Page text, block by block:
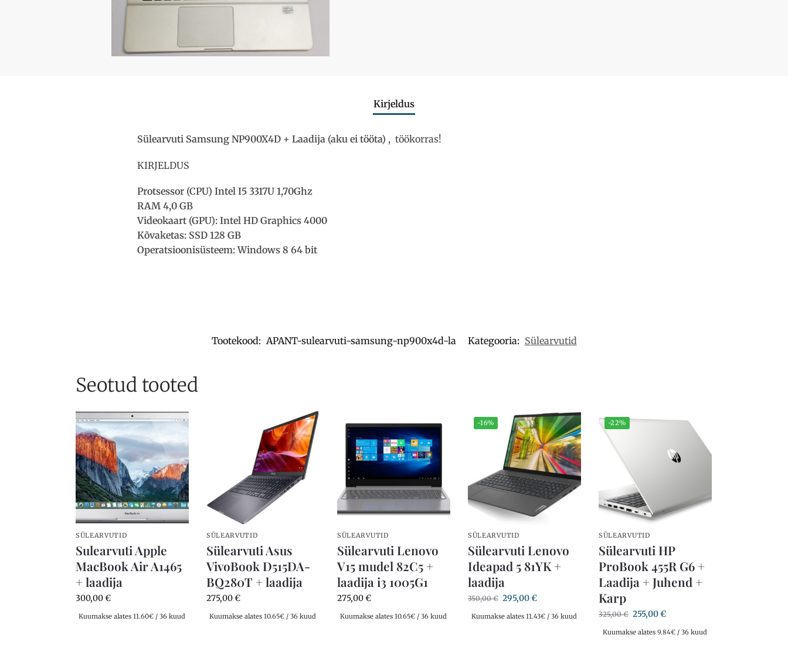
Kirjeldus
Sülearvuti Samsung NP900X4D + Laadija (aku ei tööta) , töökorras!
KIRJELDUS
Protsessor (CPU) Intel I5 3317U 1,70Ghz
RAM 4,0 GB
Videokaart (GPU): Intel HD Graphics 4000
Kõvaketas: SSD 128 GB
Operatsioonisüsteem: Windows 8 64 bit
Tootekood: APANT-sulearvuti-samsung-np900x4d-la Kategooria: Sülearvutid
Seotud tooted
SÜLEARVUTID
Sulearvuti Apple
MacBook Air A1465
+ laadija
300,00€
Kuumakse alates 11.60€ / 36 kuud
SÜLEARVUTID
Sülearvuti Asus
VivoBook D515DA-
BQ280T + laadija
275,00€
Kuumakse alates 10.65€ / 36 kuud
SÜLEARVUTID
Sülearvuti Lenovo
V15 mudel 82C5 +
laadija i3 1005G1
275,00€
Kuumakse alates 10.65€ / 36 kuud
-16%
SÜLEARVUTID
Sülearvuti Lenovo
Ideapad 5 81YK +
laadija
350,00€ 295,00€
Kuumakse alates 11.43€ / 36 kuud
-22%
SÜLEARVUTID
Sülearvuti HP
ProBook 455R G6 +
Laadija + Juhend +
Karp
325,00€ 255,00€
Kuumakse alates 9.84€ / 36 kuud